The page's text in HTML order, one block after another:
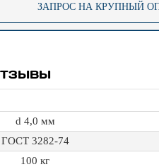
ЗАПРОС НА КРУПНЫЙ
d 4,0 мм
ГОСТ 3282-74
100 кг